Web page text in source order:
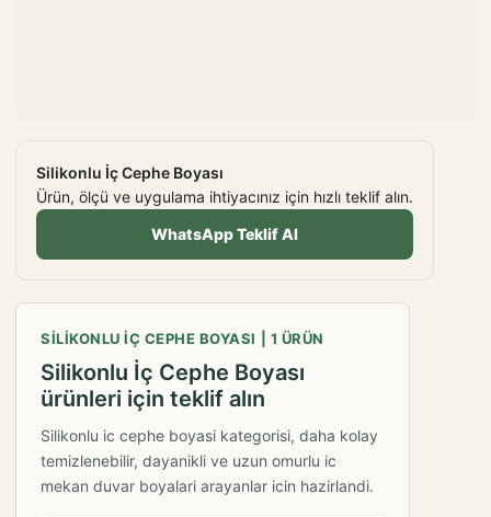
Silikonlu İç Cephe Boyası
Ürün, ölçü ve uygulama ihtiyacınız için hızlı teklif alın.
WhatsApp Teklif Al
SILIKONLU İÇ CEPHE BOYASI | 1 ÜRÜN
Silikonlu İç Cephe Boyası
ürünleri için teklif alın
Silikonlu ic cephe boyasi kategorisi, daha kolay
temizlenebilir, dayanikli ve uzun omurlu ic
mekan duvar boyalari arayanlar icin hazirlandi.